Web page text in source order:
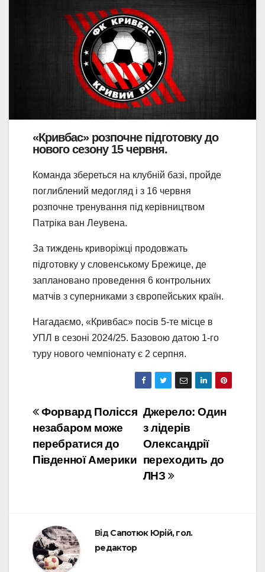
«Кривбас» розпочне підготовку до
нового сезону 15 червня.
Команда збереться на клубній базі, пройде
поглиблений медогляд і з 16 червня
розпочне тренування під керівництвом
Патріка ван Леувена.
За тиждень криворіжці продовжать
підготовку у словенському Брежице, де
заплановано проведення 6 контрольних
матчів з суперниками з європейських країн.
Нагадаємо, «Кривбас» посів 5-те місце в
УПЛ в сезоні 2024/25. Базовою датою 1-го
туру нового чемпіонату є 2 серпня.
Навігація
записів
Джерело: Один
з лідерів
Олександрії
переходить до
ЛНЗ
Форвард Полісся
незабаром може
перебратися до
Південної Америки
ВідСапотюк Юрій, гол.
редактор